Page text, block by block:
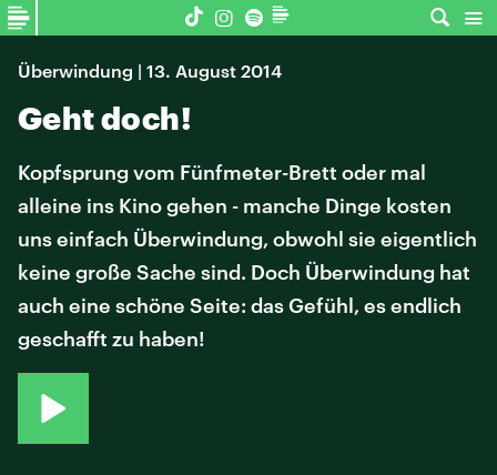
Überwindung | 13. August 2014
Geht doch!
Kopfsprung vom Fünfmeter-Brett oder mal
alleine ins Kino gehen - manche Dinge kosten
uns einfach Überwindung, obwohl sie eigentlich
keine große Sache sind. Doch Überwindung hat
auch eine schöne Seite: das Gefühl, es endlich
geschafft zu haben!